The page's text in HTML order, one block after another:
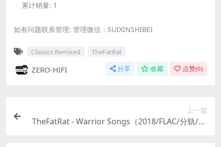
累计销量: 1
如有问题联系管理; 管理微信：SUIXINSHIBEI
Classics Remixed TheFatRat
ZERO-HIFI 分享 收藏 点赞(0)
上一篇
TheFatRat - Warrior Songs（2018/FLAC/分轨/13